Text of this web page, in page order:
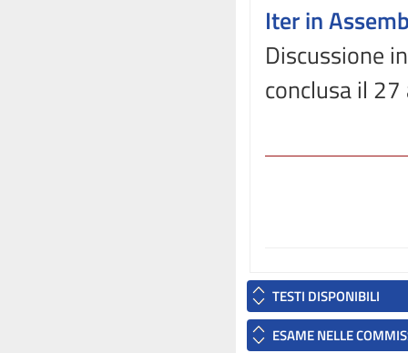
Iter in
Discussione
conclusa il
TESTI DISPONIBILI
ESAME NELLE